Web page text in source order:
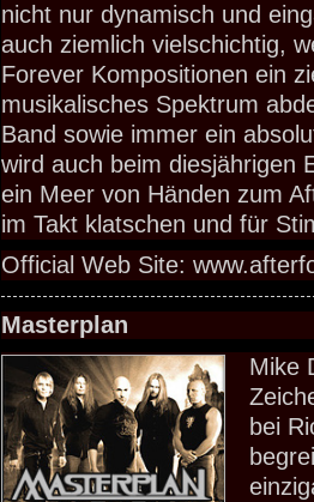
nicht nur dynamisch und
auch ziemlich vielschichtig,
Forever Kompositionen ein
musikalisches Spektrum
Band sowie immer ein
wird auch beim diesjährigen
ein Meer von Händen zum
im Takt klatschen und für
Official Web Site:
Masterplan
Mike
bei